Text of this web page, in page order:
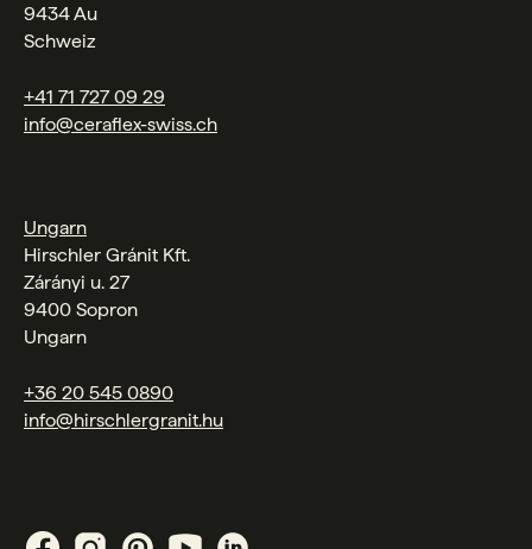
9434 Au
Schweiz
+41 71 727 09 29
info@ceraflex-swiss.ch
Ungarn
Hirschler Gránit Kft.
Zárányi u. 27
9400 Sopron
Ungarn
+36 20 545 0890
info@hirschlergranit.hu